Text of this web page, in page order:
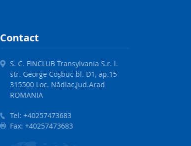
Contact
S. C. FINCLUB Transylvania S.r. l.
str. George Coșbuc bl. D1, ap.15
315500 Loc. Nădlac,jud.Arad
ROMANIA
Tel: +40257473683
Fax: +40257473683